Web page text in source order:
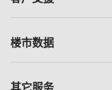
人才招募
减价
自助放盘
楼市数据
指数
其它服务